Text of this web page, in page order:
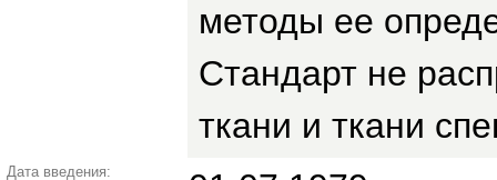
методы ее
Стандарт не
ткани и ткани
Дата введения: